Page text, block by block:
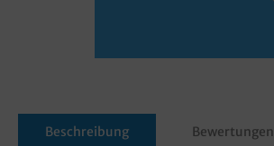
Beschreibung Bewertungen